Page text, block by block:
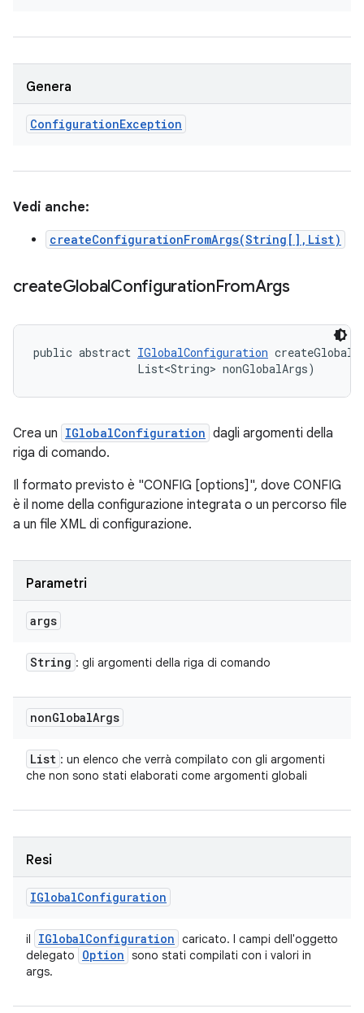
Genera
ConfigurationException
Vedi anche:
createConfigurationFromArgs(String[],List)
createGlobalConfigurationFromArgs
public abstract IGlobalConfiguration
                List<String> nonGlobalArgs)
Crea un IGlobalConfiguration dagli argomenti della
riga di comando.
Il formato previsto è "CONFIG [options]", dove CONFIG
è il nome della configurazione integrata o un percorso file
a un file XML di configurazione.
Parametri
args
String : gli argomenti della riga di comando
nonGlobalArgs
List : un elenco che verrà compilato con gli argomenti
che non sono stati elaborati come argomenti globali
Resi
IGlobalConfiguration
il IGlobalConfiguration caricato. I campi dell'oggetto
delegato
Option sono stati compilati con i valori in
args.